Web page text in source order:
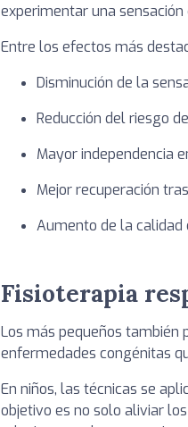
experimentar una
Entre los efectos más
Disminución de la
Reducción del riesgo
Mayor independencia
Mejor recuperación
Aumento de la calidad
Fisioterapia
Los más pequeños también
enfermedades congénitas
En niños, las técnicas se
objetivo es no solo aliviar